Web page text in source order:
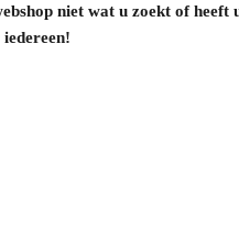
niet wat u zoekt of